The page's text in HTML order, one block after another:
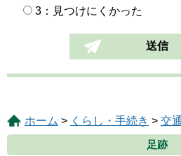
3：見つけにくかった
ホーム > くらし・手続き > 交
足跡